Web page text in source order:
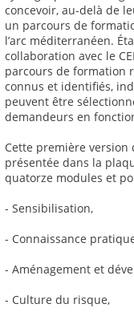
concevoir, au-delà de
un parcours de
l’arc méditerranéen.
collaboration avec le
parcours de formation
connus et identifiés,
peuvent être
demandeurs en
Cette première
présentée dans la
quatorze modules et
- Sensibilisation,
- Connaissance
- Aménagement et
- Culture du risque,